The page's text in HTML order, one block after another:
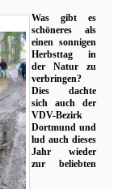
Was gibt es
schöneres als
einen sonnigen
Herbsttag in
der Natur zu
verbringen?
Dies dachte
sich auch der
VDV-Bezirk
Dortmund und
lud auch dieses
Jahr wieder
zur beliebten